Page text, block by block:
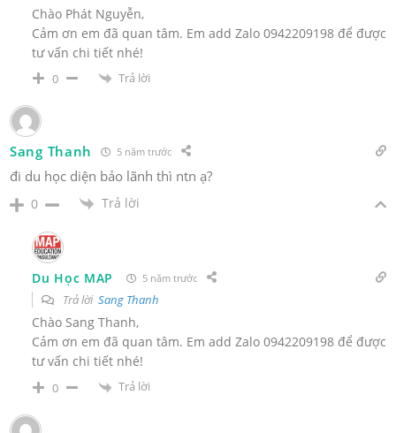
Chào Phát Nguyễn,
Cảm ơn em đã quan tâm. Em add Zalo 0942209198 để được
tư vấn chi tiết nhé!
0 Trả lời
Sang Thanh 5 năm trước
đi du học diện bảo lãnh thì ntn ạ?
0 Trả lời
Du Học MAP 5 năm trước
Trả lời Sang Thanh
Chào Sang Thanh,
Cảm ơn em đã quan tâm. Em add Zalo 0942209198 để được
tư vấn chi tiết nhé!
0 Trả lời